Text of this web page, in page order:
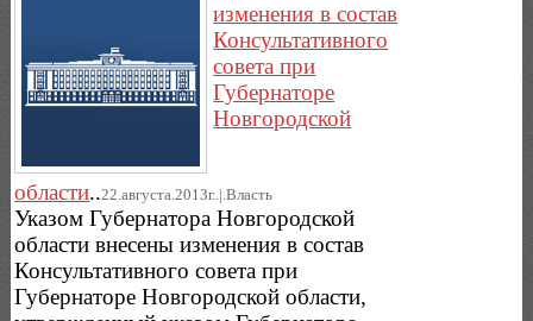
изменения в состав
Консультативного
совета при
Губернаторе
Новгородской
области..22.августа.2013г..|.Власть
Указом Губернатора Новгородской
области внесены изменения в состав
Консультативного совета при
Губернаторе Новгородской области,